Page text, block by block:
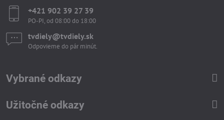
+421 902 39 27 39
PO-PI, od 08:00 do 18:00
tvdiely​​@tvdiely​​.sk
Odpovieme do pár minút.
Vybrané odkazy
Užitočné odkazy